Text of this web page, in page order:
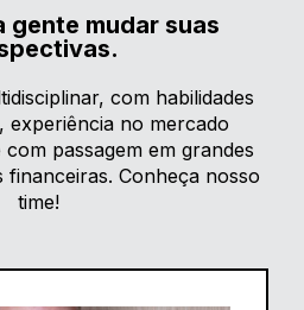
gente mudar suas
com habilidades
experiência no mercado
passagem em grandes
financeiras. Conheça nosso
time!